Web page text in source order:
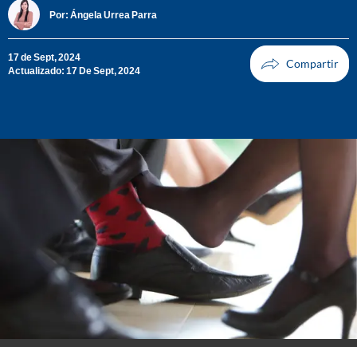
Por: Ángela Urrea Parra
17 de Sept, 2024
Actualizado: 17 De Sept, 2024